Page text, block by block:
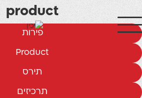
product
פירות
Product
תירס
תרכיזים